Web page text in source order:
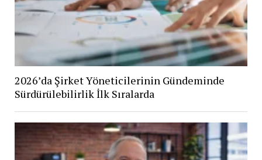
2026’da Şirket Yöneticilerinin Gündeminde
Sürdürülebilirlik İlk Sıralarda